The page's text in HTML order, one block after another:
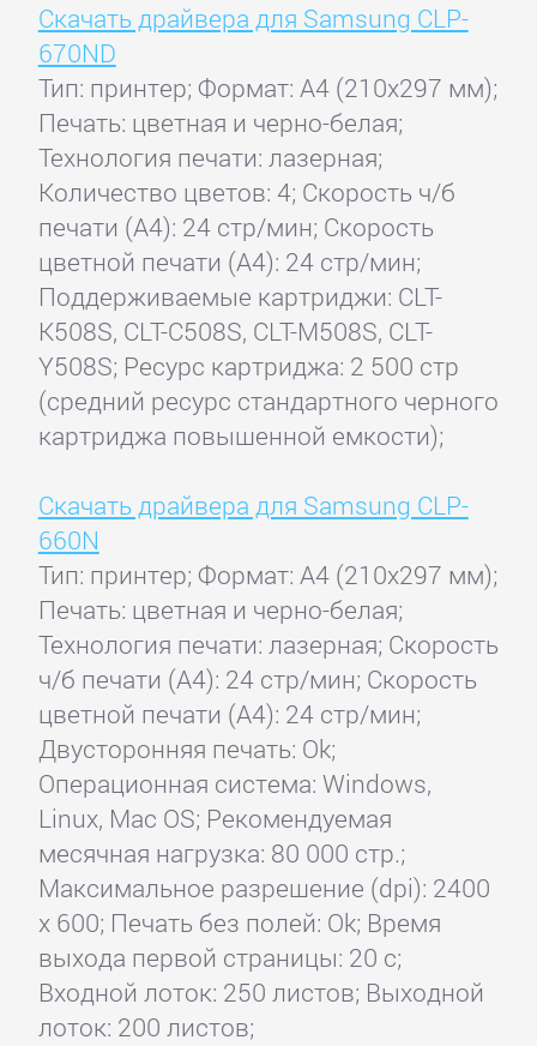
Скачать драйвера для Samsung CLP-
670ND
Тип: принтер; Формат: A4 (210x297 мм);
Печать: цветная и черно-белая;
Технология печати: лазерная;
Количество цветов: 4; Скорость ч/б
печати (А4): 24 стр/мин; Скорость
цветной печати (А4): 24 стр/мин;
Поддерживаемые картриджи: CLT-
K508S, CLT-C508S, CLT-M508S, CLT-
Y508S; Ресурс картриджа: 2 500 стр
(средний ресурс стандартного черного
картриджа повышенной емкости);
Скачать драйвера для Samsung CLP-
660N
Тип: принтер; Формат: A4 (210x297 мм);
Печать: цветная и черно-белая;
Технология печати: лазерная; Скорость
ч/б печати (А4): 24 стр/мин; Скорость
цветной печати (А4): 24 стр/мин;
Двусторонняя печать: Ok;
Операционная система: Windows,
Linux, Mac OS; Рекомендуемая
месячная нагрузка: 80 000 стр.;
Максимальное разрешение (dpi): 2400
x 600; Печать без полей: Ok; Время
выхода первой страницы: 20 с;
Входной лоток: 250 листов; Выходной
лоток: 200 листов;